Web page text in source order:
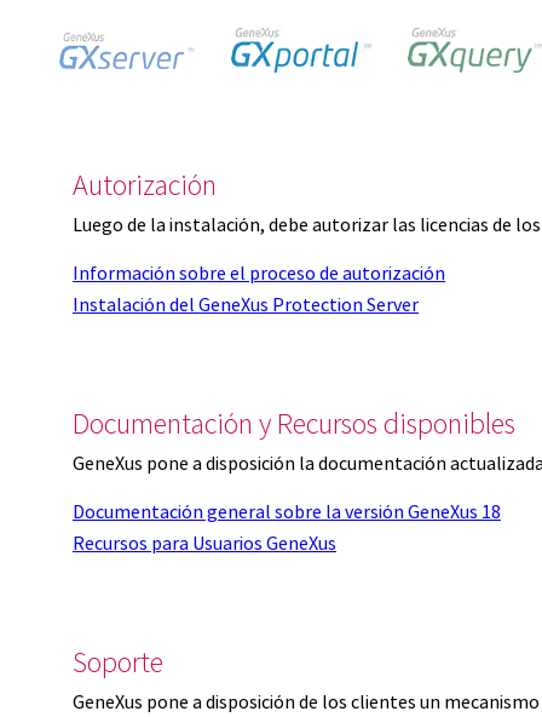
Autorización
Luego de la instalación, debe autorizar las licencias de
Información sobre el proceso de autorización
Instalación del GeneXus Protection Server
Documentación y Recursos disponibles
GeneXus pone a disposición la documentación
Documentación general sobre la versión GeneXus 18
Recursos para Usuarios GeneXus
Soporte
GeneXus pone a disposición de los clientes un